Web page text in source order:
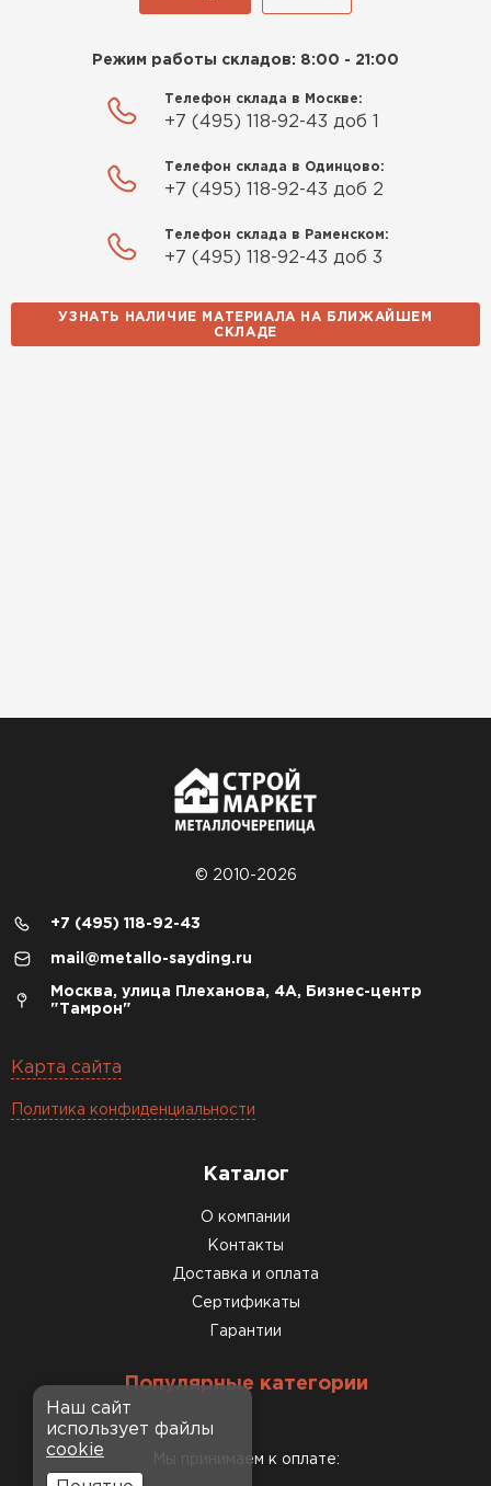
Режим работы складов: 8:00 - 21:00
Телефон склада в Москве:
+7 (495) 118-92-43 доб 1
Телефон склада в Одинцово:
+7 (495) 118-92-43 доб 2
Телефон склада в Раменском:
+7 (495) 118-92-43 доб 3
УЗНАТЬ НАЛИЧИЕ МАТЕРИАЛА НА БЛИЖАЙШЕМ
СКЛАДЕ
© 2010-2026
+7 (495) 118-92-43
mail@metallo-sayding.ru
Москва, улица Плеханова, 4А, Бизнес-центр
"Тамрон"
Карта сайта
Политика конфиденциальности
Каталог
О компании
Контакты
Доставка и оплата
Сертификаты
Гарантии
Популярные категории
Мы принимаем к оплате:
Наш сайт
использует файлы
cookie